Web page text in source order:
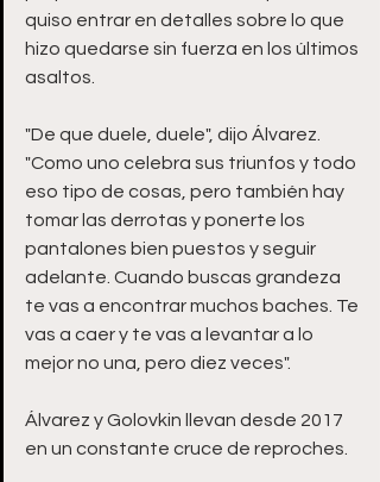
quiso entrar en detalles sobre lo que
hizo quedarse sin fuerza en los últimos
asaltos.
"De que duele, duele", dijo Álvarez.
"Como uno celebra sus triunfos y todo
eso tipo de cosas, pero también hay
tomar las derrotas y ponerte los
pantalones bien puestos y seguir
adelante. Cuando buscas grandeza
te vas a encontrar muchos baches. Te
vas a caer y te vas a levantar a lo
mejor no una, pero diez veces".
Álvarez y Golovkin llevan desde 2017
en un constante cruce de reproches.